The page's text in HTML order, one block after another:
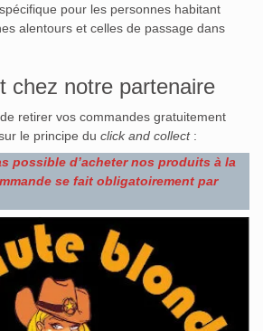
pour les personnes habitant
alentours et celles de passage dans
chez notre partenaire
retirer vos commandes gratuitement
le principe du click and collect:
possible d’acheter nos produits à la
se fait obligatoirement par